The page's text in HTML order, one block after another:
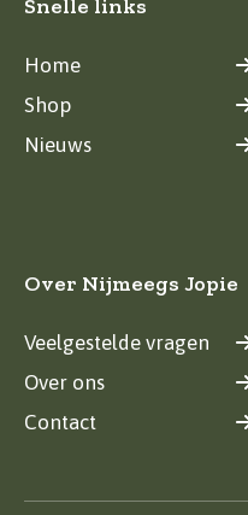
Snelle links
Home
Shop
Nieuws
Over Nijmeegs Jopie
Veelgestelde vragen
Over ons
Contact